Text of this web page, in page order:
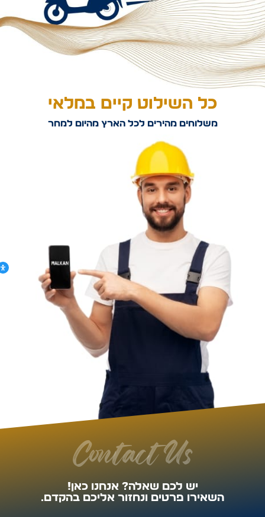
כל השילוט קיים במלאי
משלוחים מהירים לכל הארץ מהיום למחר
Contact Us
יש לכם שאלה? אנחנו כאן!
השאירו פרטים ונחזור אליכם בהקדם.